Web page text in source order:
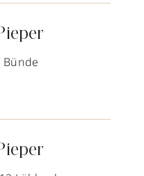
Bünde